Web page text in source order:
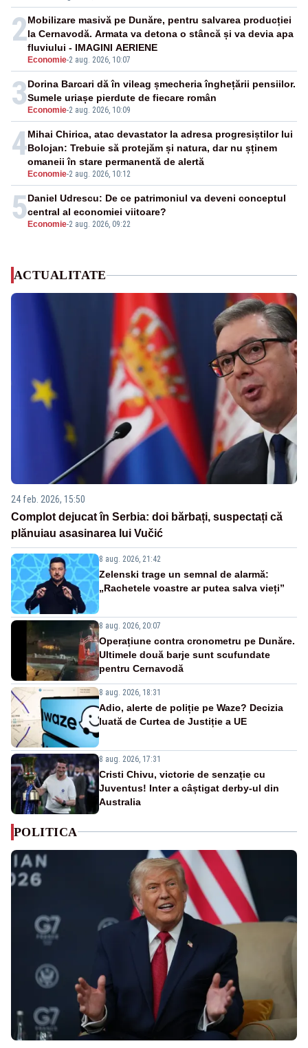
2
Economie-2 aug. 2026, 10:07
Mobilizare masivă pe Dunăre, pentru salvarea producției
la Cernavodă. Armata va detona o stâncă și va devia apa
fluviului - IMAGINI AERIENE
3 Economie-2 aug. 2026, 10:09
Dorina Barcari dă în vileag șmecheria înghețării pensiilor.
Sumele uriașe pierdute de fiecare român
4
Economie-2 aug. 2026, 10:12
Mihai Chirica, atac devastator la adresa progresiștilor lui
Bolojan: Trebuie să protejăm și natura, dar nu șținem
omaneii în stare permanentă de alertă
5 Economie-2 aug. 2026, 09:22
Daniel Udrescu: De ce patrimoniul va deveni conceptul
central al economiei viitoare?
ACTUALITATE
24 feb. 2026, 15:50
Complot dejucat în Serbia: doi bărbați, suspectați că
plănuiau asasinarea lui Vučić
8 aug. 2026, 21:42
Zelenski trage un semnal de alarmă:
„Rachetele voastre ar putea salva vieți”
8 aug. 2026, 20:07
Operațiune contra cronometru pe Dunăre.
Ultimele două barje sunt scufundate
pentru Cernavodă
8 aug. 2026, 18:31
Adio, alerte de poliție pe Waze? Decizia
luată de Curtea de Justiție a UE
8 aug. 2026, 17:31
Cristi Chivu, victorie de senzație cu
Juventus! Inter a câștigat derby-ul din
Australia
POLITICA